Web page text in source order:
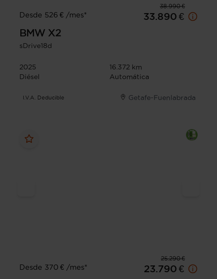
38.990 €
Desde 526 € /mes*
33.890 €
BMW X2
sDrive18d
2025
16.372 km
Diésel
Automática
I.V.A. Deducible Getafe-Fuenlabrada
25.290 €
Desde 370 € /mes*
23.790 €